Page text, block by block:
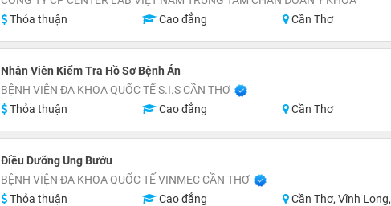
Thỏa thuận
Cao đẳng Cần Thơ
Nhân Viên Kiểm Tra Hồ Sơ Bệnh Án
BỆNH VIỆN ĐA KHOA QUỐC TẾ S.I.S CẦN THƠ
Thỏa thuận
Cao đẳng Cần Thơ
Điều Dưỡng Ung Bướu
BỆNH VIỆN ĐA KHOA QUỐC TẾ VINMEC CẦN THƠ
Thỏa thuận
Cao đẳng Cần Thơ, Vĩnh Long, An Giang, Hậu Giang